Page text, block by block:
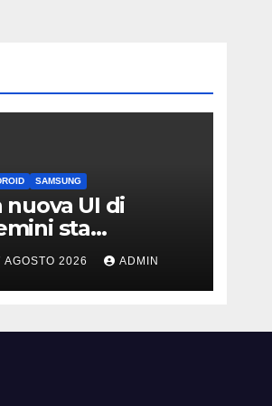
SAMSUNG
nuova UI di
sta
sui Galaxy
primi
AGOSTO 2026 ADMIN